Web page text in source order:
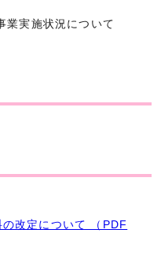
実施状況について
改定について （PDF